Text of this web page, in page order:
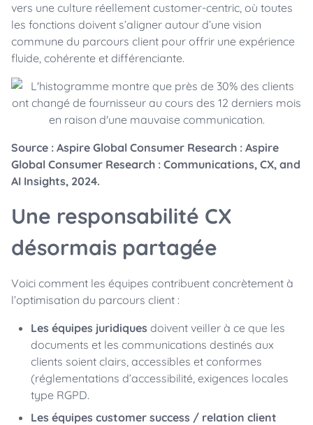
vers une culture réellement customer-centric, où toutes
les fonctions doivent s’aligner autour d’une vision
commune du parcours client pour offrir une expérience
fluide, cohérente et différenciante.
Source : Aspire Global Consumer Research : Aspire
Global Consumer Research : Communications, CX, and
AI Insights, 2024.
Une responsabilité CX
désormais partagée
Voici comment les équipes contribuent concrètement à
l’optimisation du parcours client :
Les équipes juridiques doivent veiller à ce que les
documents et les communications destinés aux
clients soient clairs, accessibles et conformes
(réglementations d’accessibilité, exigences locales
type RGPD.
Les équipes customer success / relation client